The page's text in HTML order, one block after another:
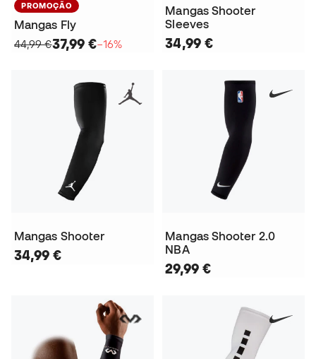
PROMOÇÃO
Mangas Fly
44,99 €37,99 €−16%
Mangas Shooter
Sleeves
34,99 €
Mangas Shooter
34,99 €
Mangas Shooter 2.0
NBA
29,99 €